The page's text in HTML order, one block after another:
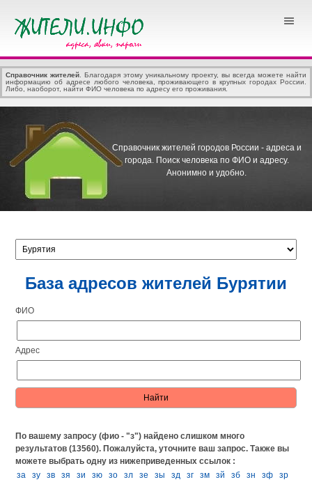
Справочник жителей . Благодаря этому уникальному проекту, вы всегда можете найти
информацию об адресе любого человека, проживающего в крупных городах России.
Либо, наоборот, найти ФИО человека по адресу его проживания.
Справочник жителей городов России - адреса и
города. Поиск человека по ФИО и адресу.
Анонимно и удобно.
База адресов жителей Бурятии
ФИО
Адрес
По вашему запросу (фио - "з") найдено слишком много
результатов (13560). Пожалуйста, уточните ваш запрос.Также вы
можете выбрать одну из нижеприведенных ссылок :
за
зу зв зя зи зю зо зл зе зы зд зг зм зй зб зн зф зр